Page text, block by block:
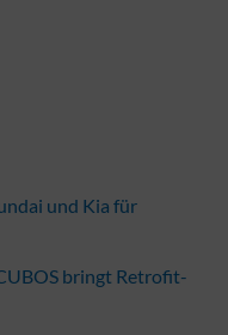
und Kia für
bringt Retrofit-